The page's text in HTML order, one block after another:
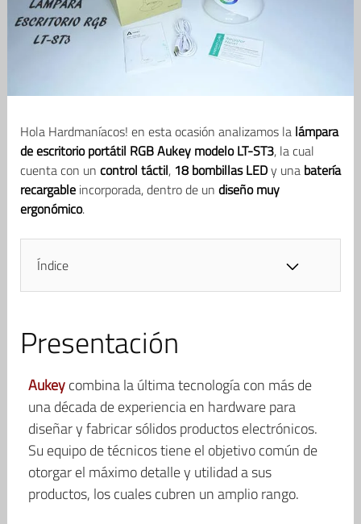
Hola Hardmaníacos! en esta ocasión analizamos la lámpara
de escritorio portátil RGB Aukey modelo LT-ST3, la cual
cuenta con un control táctil, 18 bombillas LEDy una batería
recargableincorporada, dentro de un diseño muy
ergonómico.
Índice
Presentación
Aukeycombina la última tecnología con más de
una década de experiencia en hardware para
diseñar y fabricar sólidos productos electrónicos.
Su equipo de técnicos tiene el objetivo común de
otorgar el máximo detalle y utilidad a sus
productos, los cuales cubren un amplio rango.